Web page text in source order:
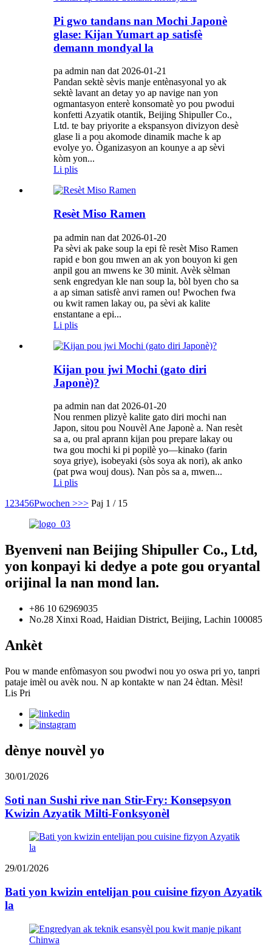
Pi gwo tandans nan Mochi Japonè
glase: Kijan Yumart ap satisfè
demann mondyal la
pa admin nan dat 2026-01-21
Pandan sektè sèvis manje entènasyonal yo ak
sektè lavant an detay yo ap navige nan yon
ogmantasyon enterè konsomatè yo pou pwodui
konfetti Azyatik otantik, Beijing Shipuller Co.,
Ltd. te bay priyorite a ekspansyon divizyon desè
glase li a pou akomode dinamik mache k ap
evolye yo. Òganizasyon an kounye a ap sèvi
kòm yon...
Li plis
Resèt Miso Ramen
pa admin nan dat 2026-01-20
Pa sèvi ak pake soup la epi fè resèt Miso Ramen
rapid e bon gou mwen an ak yon bouyon ki gen
anpil gou an mwens ke 30 minit. Avèk sèlman
senk engredyan kle nan soup la, bòl byen cho sa
a ap siman satisfè anvi ramen ou! Pwochen fwa
ou kwit ramen lakay ou, pa sèvi ak kalite
enstantane a epi...
Li plis
Kijan pou jwi Mochi (gato diri
Japonè)?
pa admin nan dat 2026-01-20
Nou renmen plizyè kalite gato diri mochi nan
Japon, sitou pou Nouvèl Ane Japonè a. Nan resèt
sa a, ou pral aprann kijan pou prepare lakay ou
twa gou mochi ki pi popilè yo—kinako (farin
soya griye), isobeyaki (sòs soya ak nori), ak anko
(pat pwa wouj dous). Nan pòs sa a, mwen...
Li plis
1 23456Pwochen >>> Paj 1 / 15
Byenveni nan Beijing Shipuller Co., Ltd,
yon konpayi ki dedye a pote gou oryantal
orijinal la nan mond lan.
+86 10 62969035
No.28 Xinxi Road, Haidian District, Beijing, Lachin 100085
Ankèt
Pou w mande enfòmasyon sou pwodwi nou yo oswa pri yo, tanpri
pataje imèl ou avèk nou. N ap kontakte w nan 24 èdtan. Mèsi!
Lis Pri
dènye nouvèl yo
30/01/2026
Soti nan Sushi rive nan Stir-Fry: Konsepsyon
Kwizin Azyatik Milti-Fonksyonèl
29/01/2026
Bati yon kwizin entelijan pou cuisine fizyon Azyatik
la